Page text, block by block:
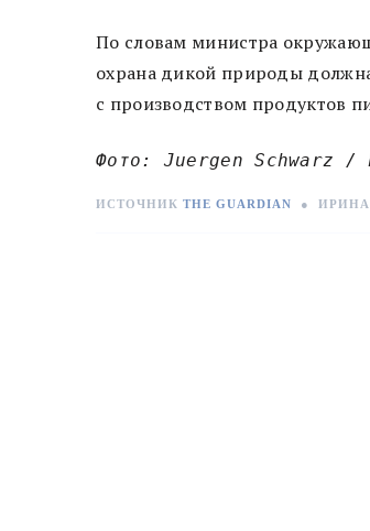
По словам министра
охрана дикой природы
с производством продуктов
Фото: Juergen Schwarz /
ИСТОЧНИК THE GUARDIAN ●